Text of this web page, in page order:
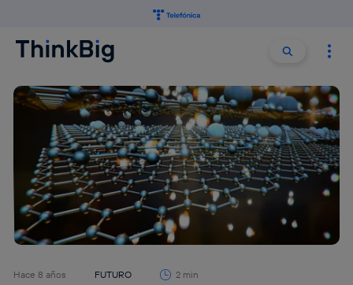
Buscar
Hace 8 años FUTURO 2 min